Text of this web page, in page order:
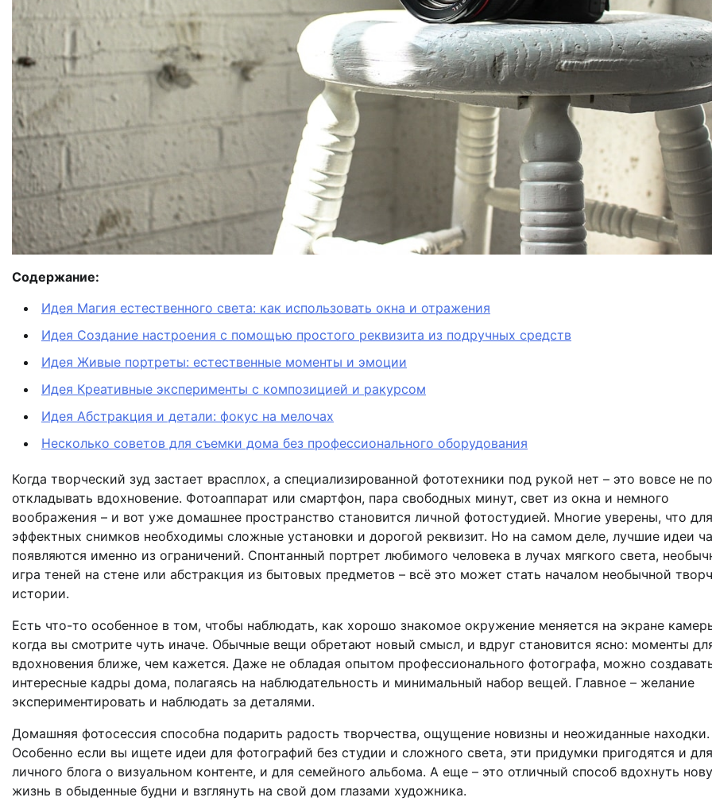
Содержание:
Идея Магия естественного света: как использовать окна и отражения
Идея Создание настроения с помощью простого реквизита из подручных средств
Идея Живые портреты: естественные моменты и эмоции
Идея Креативные эксперименты с композицией и ракурсом
Идея Абстракция и детали: фокус на мелочах
Несколько советов для съемки дома без профессионального оборудования
Когда творческий зуд застает врасплох, а специализированной фототехники под рукой нет – это вовсе не
откладывать вдохновение. Фотоаппарат или смартфон, пара свободных минут, свет из окна и немного
воображения – и вот уже домашнее пространство становится личной фотостудией. Многие уверены, что для
эффектных снимков необходимы сложные установки и дорогой реквизит. Но на самом деле, лучшие идеи
появляются именно из ограничений. Спонтанный портрет любимого человека в лучах мягкого света,
игра теней на стене или абстракция из бытовых предметов – всё это может стать началом необычной
истории.
Есть что-то особенное в том, чтобы наблюдать, как хорошо знакомое окружение меняется на экране
когда вы смотрите чуть иначе. Обычные вещи обретают новый смысл, и вдруг становится ясно: моменты
вдохновения ближе, чем кажется. Даже не обладая опытом профессионального фотографа, можно
интересные кадры дома, полагаясь на наблюдательность и минимальный набор вещей. Главное – желание
экспериментировать и наблюдать за деталями.
Домашняя фотосессия способна подарить радость творчества, ощущение новизны и неожиданные находки.
Особенно если вы ищете идеи для фотографий без студии и сложного света, эти придумки пригодятся и для
личного блога о визуальном контенте, и для семейного альбома. А еще – это отличный способ вдохнуть
жизнь в обыденные будни и взглянуть на свой дом глазами художника.